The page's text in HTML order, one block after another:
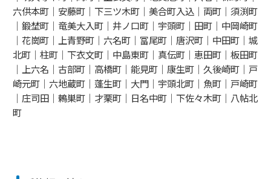
六供本町｜安藤町｜下三ツ木町｜美合町入込｜両町｜須渕町
｜鍛埜町｜竜美大入町｜井ノ口町｜宇頭町｜田町｜中岡崎町
｜花崗町｜上青野町｜六名町｜冨尾町｜唐沢町｜中田町｜城
北町｜柱町｜下衣文町｜中島東町｜真伝町｜恵田町｜板田町
｜上六名｜古部町｜高橋町｜能見町｜康生町｜久後崎町｜戸
崎元町｜六地蔵町｜蓬生町｜大門｜宇頭北町｜魚町｜戸崎町
｜庄司田｜鶇巣町｜才栗町｜日名中町｜下佐々木町｜八帖北
町